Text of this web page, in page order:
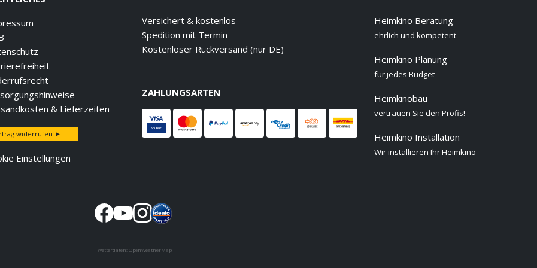
& Lieferzeiten
widerrufen ►
Einstellungen
Versichert & kostenlos
Spedition mit Termin
Kostenloser Rückversand (nur DE)
ZAHLUNGSARTEN
Heimkino Beratung
ehrlich und kompetent
Heimkino Planung
für jedes Budget
Heimkinobau
vertrauen Sie den Profis!
Heimkino Installation
Wir installieren Ihr Heimkino
Wetterdaten: OpenWeatherMap